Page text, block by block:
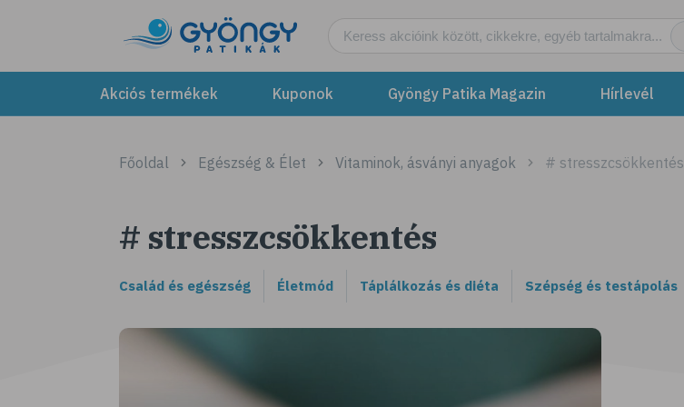
Akciós termékek Kuponok Gyöngy Patika Magazin Hírlevél
Főoldal Egészség & Élet Vitaminok, ásványi anyagok # stresszcsökkentés
# stresszcsökkentés
Család és egészség Életmód Táplálkozás és diéta Szépség és testápolás